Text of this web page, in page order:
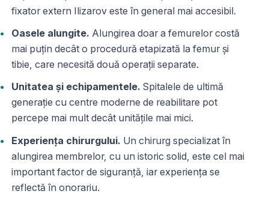
fixator extern Ilizarov este în general mai accesibil.
Oasele alungite. Alungirea doar a femurelor costă
mai puțin decât o procedură etapizată la femur și
tibie, care necesită două operații separate.
Unitatea și echipamentele. Spitalele de ultimă
generație cu centre moderne de reabilitare pot
percepe mai mult decât unitățile mai mici.
Experiența chirurgului. Un chirurg specializat în
alungirea membrelor, cu un istoric solid, este cel mai
important factor de siguranță, iar experiența se
reflectă în onorariu.